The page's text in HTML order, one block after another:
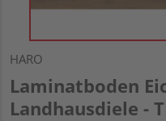
HARO
Laminatboden
Landhausdiele -